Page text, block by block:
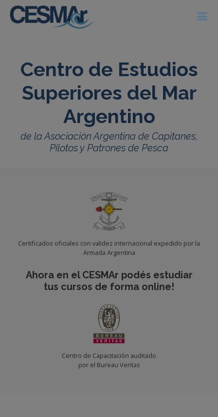
Centro de Estudios
Superiores del Mar
Argentino
de la Asociación Argentina de Capitanes,
Pilotos y Patrones de Pesca
Certificados oficiales con validez internacional expedido por la
Armada Argentina
Ahora en el CESMAr podés estudiar
tus cursos de forma online!
Centro de Capacitación auditado
por el Bureau Veritas